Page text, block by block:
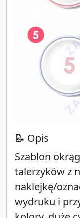
📝 Opis
Szablon
talerzyków z
naklejkę/
wydruku i